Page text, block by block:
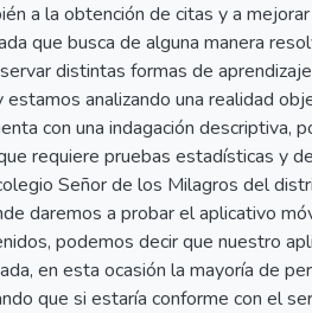
a la obtención de citas y a
que busca de alguna manera
distintas formas de
analizando una realidad
con una indagación descriptiva,
requiere pruebas estadísticas y
Señor de los Milagros del
daremos a probar el aplicativo
podemos decir que nuestro
en esta ocasión la mayoría de
que si estaría conforme con el